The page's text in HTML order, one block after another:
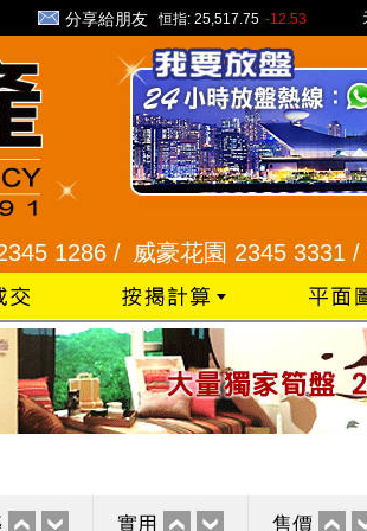
分享給朋友 恒指: 25,517.75 -12.53
/威豪花園 2345 3331 /星河
實用 售價